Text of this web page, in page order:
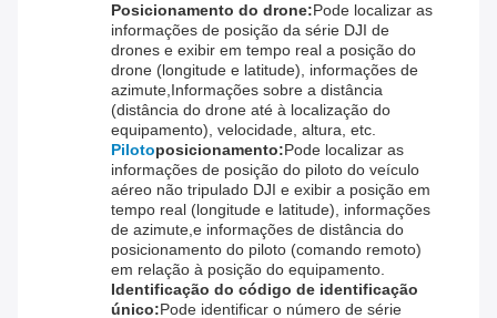
Posicionamento do drone:Pode localizar as
informações de posição da série DJI de
drones e exibir em tempo real a posição do
drone (longitude e latitude), informações de
azimute,Informações sobre a distância
(distância do drone até à localização do
equipamento), velocidade, altura, etc.
Pilotoposicionamento:Pode localizar as
informações de posição do piloto do veículo
aéreo não tripulado DJI e exibir a posição em
tempo real (longitude e latitude), informações
de azimute,e informações de distância do
posicionamento do piloto (comando remoto)
em relação à posição do equipamento.
Identificação do código de identificação
único:Pode identificar o número de série